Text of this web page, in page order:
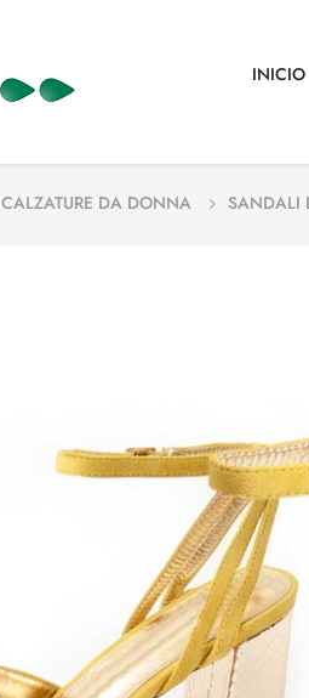
INICIO
CALZATURE DA DONNA SANDALI